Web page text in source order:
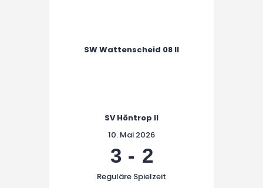
SW Wattenscheid 08 II
SV Höntrop II
10. Mai 2026
3- 2
Reguläre Spielzeit